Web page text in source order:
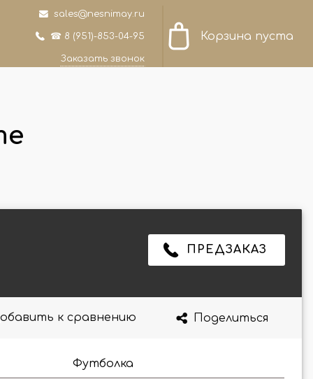
sales@nesnimay.ru
☎ 8 (951)-853-04-95
Заказать звонок
Корзина пуста
ПРЕДЗАКАЗ
к сравнению Поделиться
Футболка